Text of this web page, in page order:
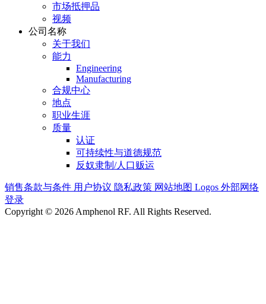
市场抵押品
视频
公司名称
关于我们
能力
Engineering
Manufacturing
合规中心
地点
职业生涯
质量
认证
可持续性与道德规范
反奴隶制/人口贩运
销售条款与条件 用户协议 隐私政策 网站地图 Logos 外部网络
登录
Copyright © 2026 Amphenol RF. All Rights Reserved.